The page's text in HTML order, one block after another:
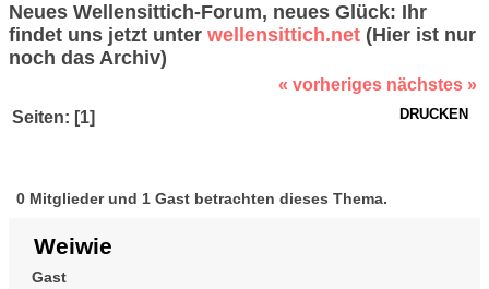
Neues Wellensittich-Forum, neues Glück: Ihr
findet uns jetzt unter wellensittich.net (Hier ist nur
noch das Archiv)
« vorheriges nächstes »
DRUCKEN
Seiten: [1]
füttert die Mutter? (Gelesen 66340 mal)
0 Mitglieder und 1 Gast betrachten dieses Thema.
Weiwie
Gast